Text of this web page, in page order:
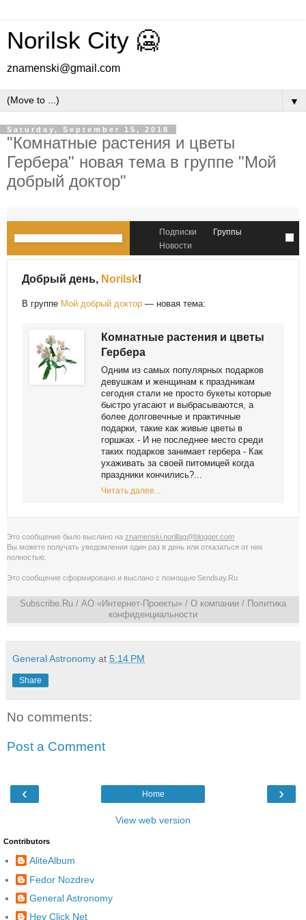
Norilsk City 🥶
znamenski@gmail.com
▼
Saturday, September 15, 2018
"Комнатные растения и цветы
Гербера" новая тема в группе "Мой
добрый доктор"
Подписки
Группы
Новости
Добрый день, Norilsk!
В группе Мой добрый доктор — новая тема:
Комнатные растения и цветы
Гербера
Одним из самых популярных подарков
девушкам и женщинам к праздникам
сегодня стали не просто букеты которые
быстро угасают и выбрасываются, а
более долговечные и практичные
подарки, такие как живые цветы в
горшках - И не последнее место среди
таких подарков занимает гербера - Как
ухаживать за своей питомицей когда
праздники кончились?...
Читать далее...
Это сообщение было выслано на znamenski.norillag@blogger.com
Вы можете получать уведомления один раз в день или отказаться от них
полностью
Это сообщение сформировано и выслано с помощью Sendsay.Ru
Subscribe.Ru / АО «Интернет-Проекты» / О компании / Политика
конфиденциальности
General Astronomy at 5:14 PM
Share
No comments:
Post a Comment
‹ ›
Home
View web version
Contributors
AliteAlbum
Fedor Nozdrev
General Astronomy
Hey Click Net